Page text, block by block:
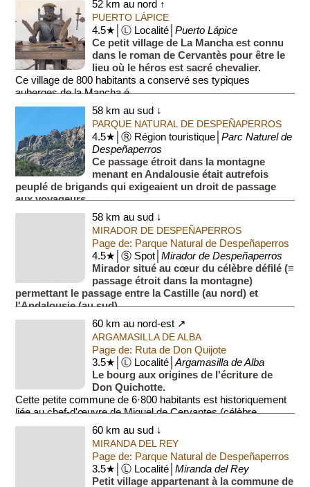
52 km au nord ↑
PUERTO LÁPICE
4.5★│Ⓛ Localité│Puerto Lápice
Ce petit village de La Mancha est connu
dans le roman de Cervantès pour être le
lieu où le héros est sacré chevalier.
Ce village de 800 habitants a conservé ses typiques
auberges de la Mancha é...
58 km au sud ↓
PARQUE NATURAL DE DESPEÑAPERROS
4.5★│Ⓡ Région touristique│Parc Naturel de
Despeñaperros
Ce passage étroit dans la montagne
menant en Andalousie était autrefois
peuplé de brigands qui exigeaient un droit de passage
aux voyageurs.
Ce parc naturel de 77 km² comporte un défilé (≡ passag...
58 km au sud ↓
MIRADOR DE DESPEÑAPERROS
Page de: Parque Natural de Despeñaperros
4.5★│Ⓢ Spot│Mirador de Despeñaperros
Mirador situé au cœur du célèbre défilé (≡
passage étroit dans la montagne)
permettant le passage entre la Castille (au nord) et
l'Andalousie (au sud).
La légende raconte que lors de la rec...
60 km au nord-est ↗
ARGAMASILLA DE ALBA
Page de: Ruta de Don Quijote
3.5★│Ⓛ Localité│Argamasilla de Alba
Le bourg aux origines de l'écriture de
Don Quichotte.
Cette petite commune de 6·800 habitants est historiquement
liée au chef-d'œuvre de Miguel de Cervantes (célèbre
écrivain espagnol du 17e siècle...
60 km au sud ↓
MIRANDA DEL REY
Page de: Parque Natural de Despeñaperros
3.5★│Ⓛ Localité│Miranda del Rey
Petit village appartenant à la commune de